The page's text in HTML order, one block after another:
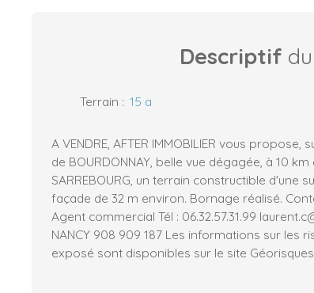
Descriptif
Terrain : 15 a
A VENDRE, AFTER IMMOBILIER vous
de BOURDONNAY, belle vue dégagée, à 10
SARREBOURG, un terrain constructible d'une
façade de 32 m environ. Bornage réalisé.
Agent commercial Tél : 06.32.57.31.99
NANCY 908 909 187 Les informations sur les
exposé sont disponibles sur le site